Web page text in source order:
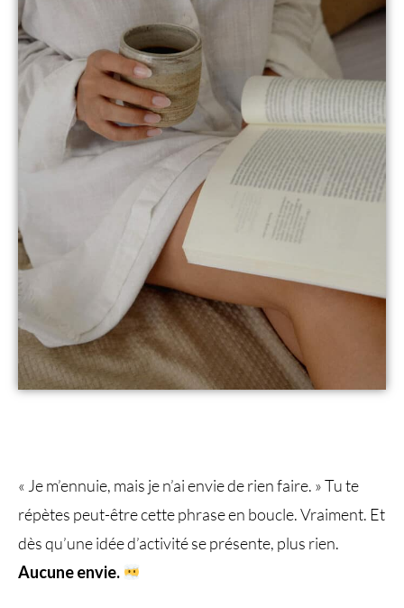
« Je m’ennuie, mais je n’ai envie de rien faire. » Tu te
répètes peut-être cette phrase en boucle. Vraiment. Et
dès qu’une idée d’activité se présente, plus rien.
Aucune envie.